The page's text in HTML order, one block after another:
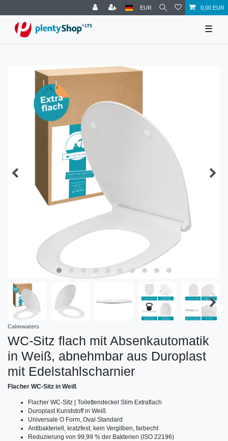
EUR 0,00 EUR
☰
Calmwaters
WC-Sitz flach mit Absenkautomatik
in Weiß, abnehmbar aus Duroplast
mit Edelstahlscharnier
Flacher WC-Sitz in Weiß
Flacher WC-Sitz | Toilettendeckel Slim Extraflach
Duroplast Kunststoff in Weiß
Universale O Form, Oval Standard
Antibakteriell, kratzfest, kein Vergilben, farbecht
Reduzierung von 99,99 % der Bakterien (ISO 22196)